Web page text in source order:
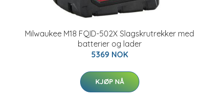
Milwaukee M18 FQID-502X Slagskrutrekker med
batterier og lader
5369 NOK
KJØP NÅ